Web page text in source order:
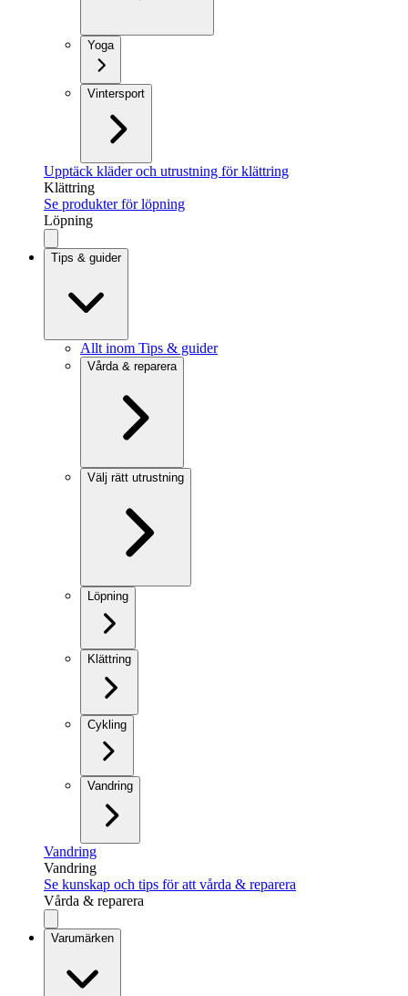
Yoga
Vintersport
Upptäck kläder och utrustning för klättring
Klättring
Se produkter för löpning
Löpning
Tips & guider
Allt inom Tips & guider
Vårda & reparera
Välj rätt utrustning
Löpning
Klättring
Cykling
Vandring
Vandring
Vandring
Se kunskap och tips för att vårda & reparera
Vårda & reparera
Varumärken